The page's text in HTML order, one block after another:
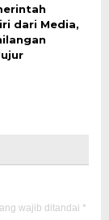
dari Media,
wajib ditandai *